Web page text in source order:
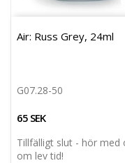
Air: Russ Grey, 24ml
G07.28-50
65 SEK
Tillfälligt slut - hör med
om lev tid!